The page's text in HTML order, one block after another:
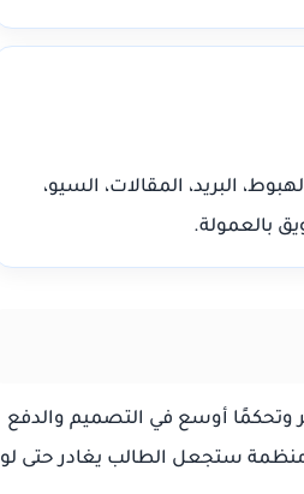
البريد، المقالات، السيو،
بالعمولة.
وتحكمًا أوسع في التصميم والدفع
منظمة ستجعل الطالب يغادر حتى لو